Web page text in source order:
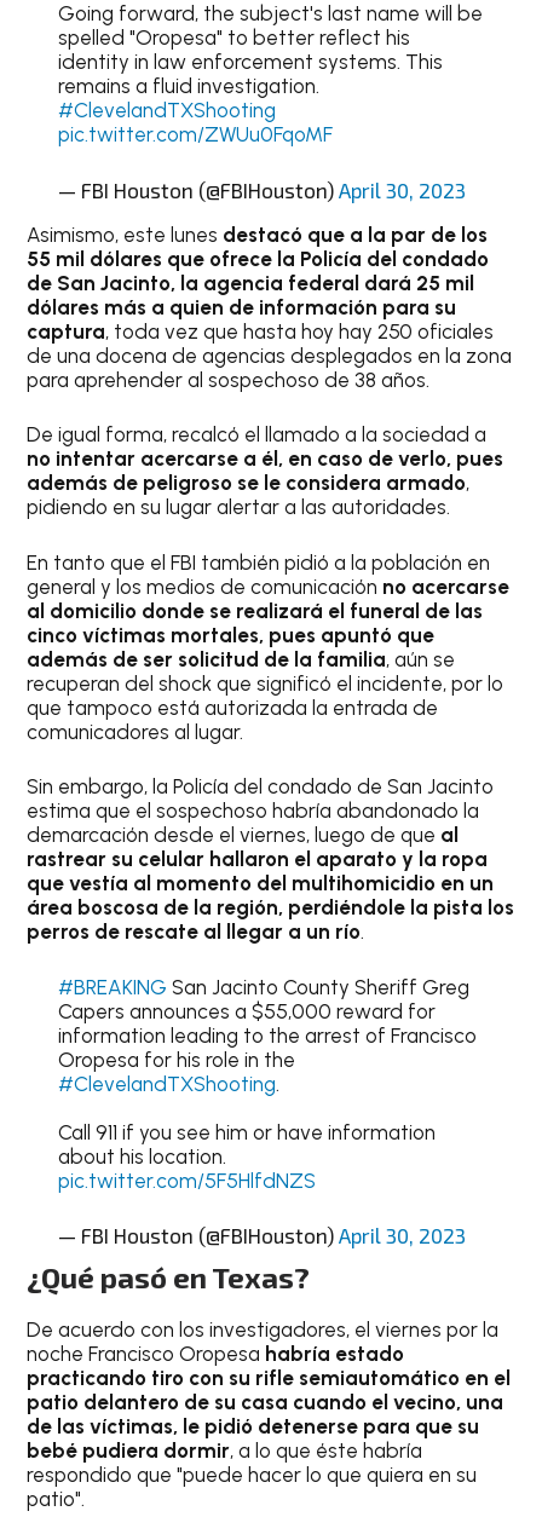
Going forward, the subject's last name will be
spelled "Oropesa" to better reflect his
identity in law enforcement systems. This
remains a fluid investigation.
#ClevelandTXShooting
pic.twitter.com/ZWUu0FqoMF
— FBI Houston (@FBIHouston) April 30, 2023
Asimismo, este lunes destacó que a la par de los
55 mil dólares que ofrece la Policía del condado
de San Jacinto, la agencia federal dará 25 mil
dólares más a quien de información para su
captura, toda vez que hasta hoy hay 250 oficiales
de una docena de agencias desplegados en la zona
para aprehender al sospechoso de 38 años.
De igual forma, recalcó el llamado a la sociedad a
no intentar acercarse a él, en caso de verlo, pues
además de peligroso se le considera armado,
pidiendo en su lugar alertar a las autoridades.
En tanto que el FBI también pidió a la población en
general y los medios de comunicación no acercarse
al domicilio donde se realizará el funeral de las
cinco víctimas mortales, pues apuntó que
además de ser solicitud de la familia, aún se
recuperan del shock que significó el incidente, por lo
que tampoco está autorizada la entrada de
comunicadores al lugar.
Sin embargo, la Policía del condado de San Jacinto
estima que el sospechoso habría abandonado la
demarcación desde el viernes, luego de que al
rastrear su celular hallaron el aparato y la ropa
que vestía al momento del multihomicidio en un
área boscosa de la región, perdiéndole la pista los
perros de rescate al llegar a un río.
#BREAKING San Jacinto County Sheriff Greg
Capers announces a $55,000 reward for
information leading to the arrest of Francisco
Oropesa for his role in the
#ClevelandTXShooting.
Call 911 if you see him or have information
about his location.
pic.twitter.com/5F5HlfdNZS
— FBI Houston (@FBIHouston) April 30, 2023
¿Qué pasó en Texas?
De acuerdo con los investigadores, el viernes por la
noche Francisco Oropesa habría estado
practicando tiro con su rifle semiautomático en el
patio delantero de su casa cuando el vecino, una
de las víctimas, le pidió detenerse para que su
bebé pudiera dormir, a lo que éste habría
respondido que "puede hacer lo que quiera en su
patio".